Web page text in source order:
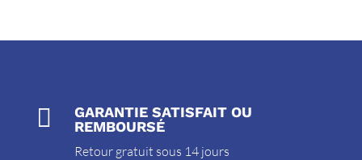

GARANTIE SATISFAIT OU
REMBOURSÉ
Retour gratuit sous 14 jours